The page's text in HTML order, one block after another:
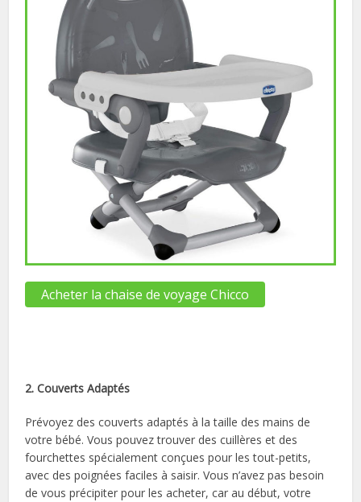
Acheter la chaise de voyage Chicco
2. Couverts Adaptés
Prévoyez des couverts adaptés à la taille des mains de
votre bébé. Vous pouvez trouver des cuillères et des
fourchettes spécialement conçues pour les tout-petits,
avec des poignées faciles à saisir. Vous n’avez pas besoin
de vous précipiter pour les acheter, car au début, votre